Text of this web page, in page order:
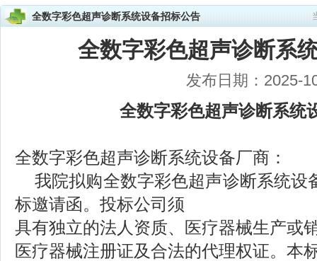
全数字彩色超声诊断系统设备招标公告
全数字彩色超声诊断系
发布日期：2025-
全数字彩色超声诊断系统
全数字彩色超声诊断系统设备厂商：
我院拟购全数字彩色超声诊断系统设
标邀请函。投标公司须
具有独立的法人资质、医疗器械生产或
医疗器械注册证及合法的代理权证。本